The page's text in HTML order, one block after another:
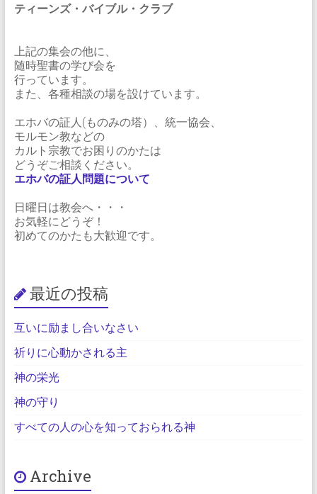
ティーンズ・バイブル・クラブ
上記の集会の他に、
随時聖書の学び会を
行っています。
また、各種相談の場を設けています。
エホバの証人(ものみの塔）、統一協会、
モルモン教などの
カルト宗教でお困りのかたは
どうぞご相談ください。
エホバの証人問題について
日曜日は教会へ・・・
お気軽にどうぞ！
初めてのかたも大歓迎です。
最近の投稿
互いに励まし合いなさい
祈りに心動かされる主
神の栄光
神の守り
すべての人の心を知っておられる神
Archive